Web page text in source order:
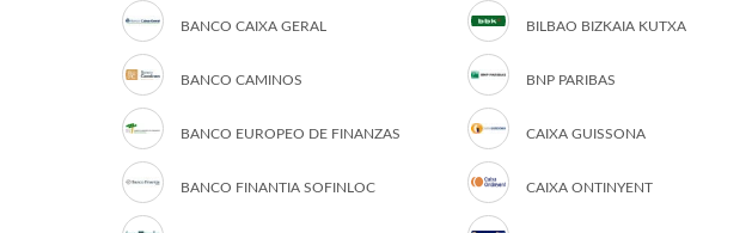
BANCO CAIXA GERAL
BANCO CAMINOS
BANCO EUROPEO DE FINANZAS
BANCO FINANTIA SOFINLOC
BILBAO BIZKAIA KUTXA
BNP PARIBAS
CAIXA GUISSONA
CAIXA ONTINYENT